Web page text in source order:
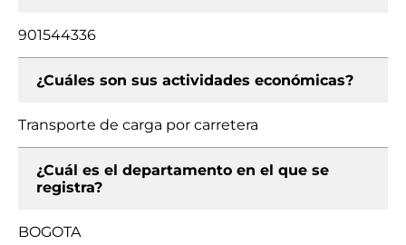
901544336
¿Cuáles son sus actividades económicas?
Transporte de carga por carretera
¿Cuál es el departamento en el que se
registra?
BOGOTA